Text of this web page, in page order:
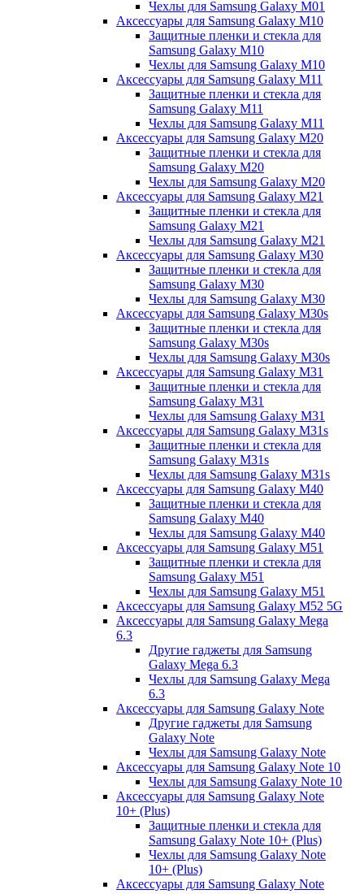
Чехлы для Samsung Galaxy M01
Аксессуары для Samsung Galaxy M10
Защитные пленки и стекла для
Samsung Galaxy M10
Чехлы для Samsung Galaxy M10
Аксессуары для Samsung Galaxy M11
Защитные пленки и стекла для
Samsung Galaxy M11
Чехлы для Samsung Galaxy M11
Аксессуары для Samsung Galaxy M20
Защитные пленки и стекла для
Samsung Galaxy M20
Чехлы для Samsung Galaxy M20
Аксессуары для Samsung Galaxy M21
Защитные пленки и стекла для
Samsung Galaxy M21
Чехлы для Samsung Galaxy M21
Аксессуары для Samsung Galaxy M30
Защитные пленки и стекла для
Samsung Galaxy M30
Чехлы для Samsung Galaxy M30
Аксессуары для Samsung Galaxy M30s
Защитные пленки и стекла для
Samsung Galaxy M30s
Чехлы для Samsung Galaxy M30s
Аксессуары для Samsung Galaxy M31
Защитные пленки и стекла для
Samsung Galaxy M31
Чехлы для Samsung Galaxy M31
Аксессуары для Samsung Galaxy M31s
Защитные пленки и стекла для
Samsung Galaxy M31s
Чехлы для Samsung Galaxy M31s
Аксессуары для Samsung Galaxy M40
Защитные пленки и стекла для
Samsung Galaxy M40
Чехлы для Samsung Galaxy M40
Аксессуары для Samsung Galaxy M51
Защитные пленки и стекла для
Samsung Galaxy M51
Чехлы для Samsung Galaxy M51
Аксессуары для Samsung Galaxy M52 5G
Аксессуары для Samsung Galaxy Mega
6.3
Другие гаджеты для Samsung
Galaxy Mega 6.3
Чехлы для Samsung Galaxy Mega
6.3
Аксессуары для Samsung Galaxy Note
Другие гаджеты для Samsung
Galaxy Note
Чехлы для Samsung Galaxy Note
Аксессуары для Samsung Galaxy Note 10
Чехлы для Samsung Galaxy Note 10
Аксессуары для Samsung Galaxy Note
10+ (Plus)
Защитные пленки и стекла для
Samsung Galaxy Note 10+ (Plus)
Чехлы для Samsung Galaxy Note
10+ (Plus)
Аксессуары для Samsung Galaxy Note